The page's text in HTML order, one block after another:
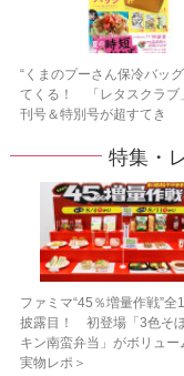
“くまのプーさん保冷バッ
てくる！ 「レタスクラブ
刊号＆特別号が超すてき
特集・
ファミマ“45％増量作戦”全
披露目！ 初登場「3色そ
キン南蛮弁当」がボリュー
実物レポ＞